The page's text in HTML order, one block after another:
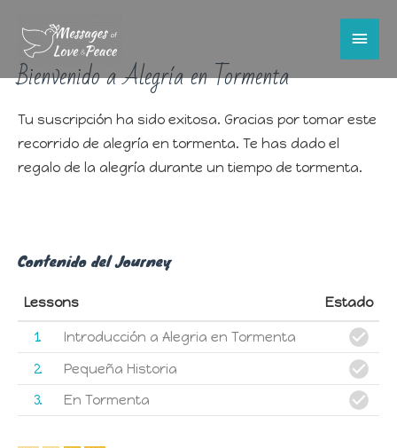
Bienvenido a Alegría en Tormenta
Tu suscripción ha sido exitosa. Gracias por tomar este
recorrido de alegría en tormenta. Te has dado el
regalo de la alegría durante un tiempo de tormenta.
Contenido del Journey
Lessons Estado
1
Introducción a Alegria en Tormenta
2
Pequeña Historia
3
En Tormenta